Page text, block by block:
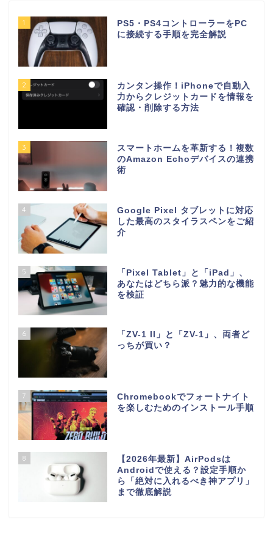
1
PS5・PS4コントローラーをPC
に接続する手順を完全解説
2
カンタン操作！iPhoneで自動入
力からクレジットカードを情報を
確認・削除する方法
3
スマートホームを革新する！複数
のAmazon Echoデバイスの連携
術
4
Google Pixel タブレットに対応
した最高のスタイラスペンをご紹
介
5
「Pixel Tablet」と「iPad」、
あなたはどちら派？魅力的な機能
を検証
6
「ZV-1 II」と「ZV-1」、両者ど
っちが買い？
7
Chromebookでフォートナイト
を楽しむためのインストール手順
8
【2026年最新】AirPodsは
Androidで使える？設定手順か
ら「絶対に入れるべき神アプリ」
まで徹底解説